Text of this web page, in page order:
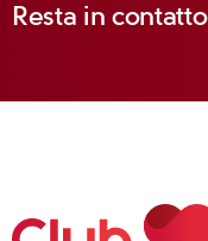
Resta in